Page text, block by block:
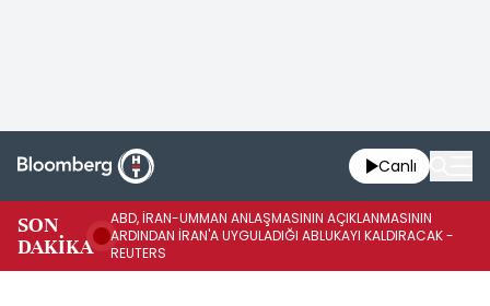
Canlı
SON
DAKİKA
ABD, İRAN-UMMAN ANLAŞMASININ AÇIKLANMASININ
ARDINDAN İRAN'A UYGULADIĞI ABLUKAYI KALDIRACAK -
REUTERS